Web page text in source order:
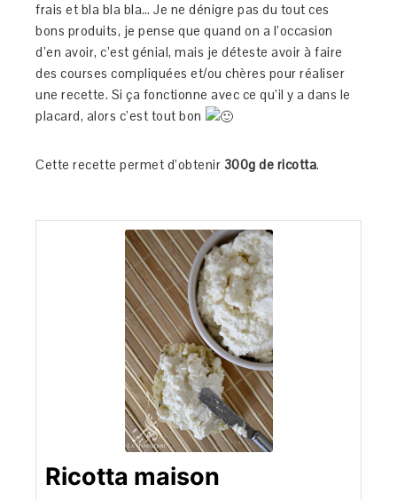
frais et bla bla bla… Je ne dénigre pas du tout ces
bons produits, je pense que quand on a l’occasion
d’en avoir, c’est génial, mais je déteste avoir à faire
des courses compliquées et/ou chères pour réaliser
une recette. Si ça fonctionne avec ce qu’il y a dans le
placard, alors c’est tout bon
Cette recette permet d’obtenir 300g de ricotta.
Ricotta maison